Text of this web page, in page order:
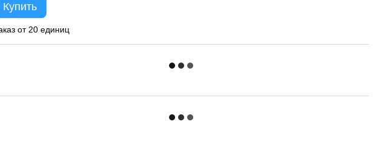
Купить
от 20 единиц